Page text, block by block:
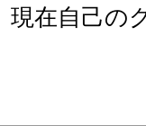
現在自己の